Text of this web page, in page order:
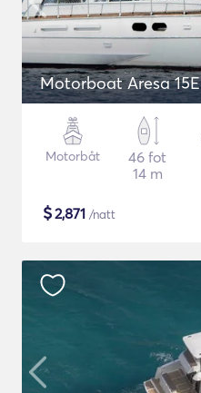
Motorboat Aresa 15E
Motorbåt
46 fot
14 m
$2,871 /natt